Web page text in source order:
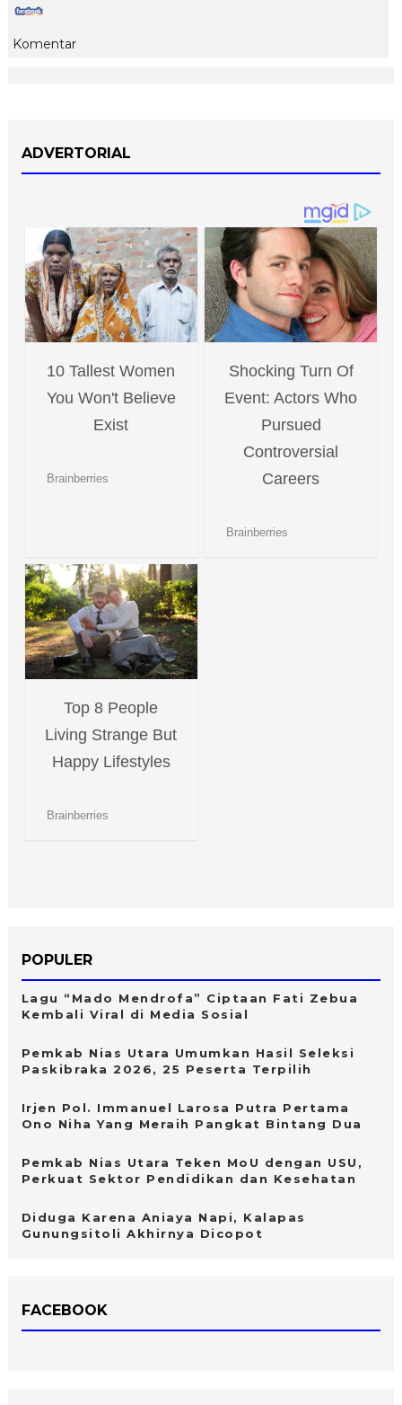
Komentar
ADVERTORIAL
POPULER
Lagu “Mado Mendrofa” Ciptaan Fati Zebua
Kembali Viral di Media Sosial
Pemkab Nias Utara Umumkan Hasil Seleksi
Paskibraka 2026, 25 Peserta Terpilih
Irjen Pol. Immanuel Larosa Putra Pertama
Ono Niha Yang Meraih Pangkat Bintang Dua
Pemkab Nias Utara Teken MoU dengan USU,
Perkuat Sektor Pendidikan dan Kesehatan
Diduga Karena Aniaya Napi, Kalapas
Gunungsitoli Akhirnya Dicopot
FACEBOOK